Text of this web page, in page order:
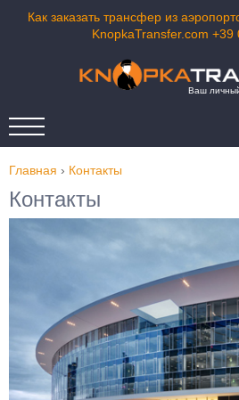
Как заказать трансфер из
KnopkaTransfer.com +39
Ваш
Главная › Контакты
Контакты